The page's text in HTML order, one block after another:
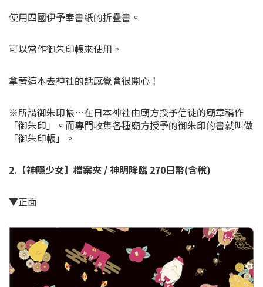
使用四國伊予奉書紙的折疊書。
可以當作御朱印帳來使用。
拿著這本去神社的話感覺會很開心！
※所謂御朱印帳…在日本神社由廟方授予信徒的廟章稱作
「御朱印」。而專門收集各種廟方授予的御朱印的書就叫做
「御朱印帳」。
2.【神隱少女】檔案夾 / 神明降臨 270日幣(含稅)
▼正面